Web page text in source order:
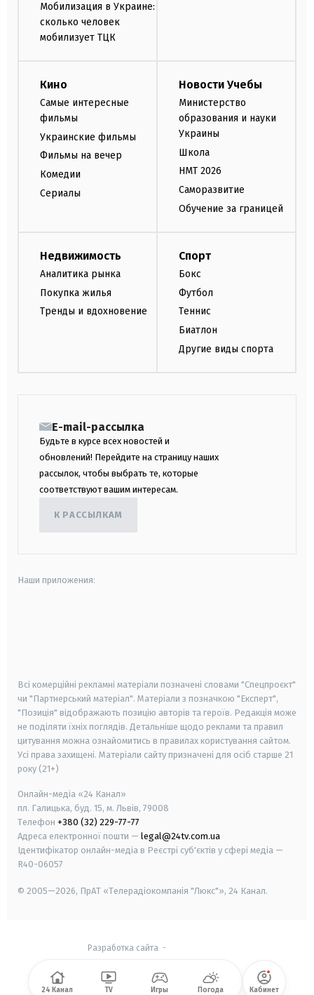
Мобилизация в Украине:
сколько человек
мобилизует ТЦК
Кино
Самые интересные
фильмы
Украинские фильмы
Фильмы на вечер
Комедии
Сериалы
Новости Учебы
Министерство
образования и науки
Украины
Школа
НМТ 2026
Саморазвитие
Обучение за границей
Недвижимость
Аналитика рынка
Покупка жилья
Тренды и вдохновение
Спорт
Бокс
Футбол
Теннис
Биатлон
Другие виды спорта
E-mail-рассылка
Будьте в курсе всех новостей и
обновлений! Перейдите на страницу наших
рассылок, чтобы выбрать те, которые
соответствуют вашим интересам.
К РАССЫЛКАМ
Наши приложения:
Всі комерційні рекламні матеріали позначені словами "Спецпроєкт"
чи "Партнерський матеріал". Матеріали з позначкою "Експерт",
"Позиція" відображають позицію авторів та героїв. Редакція може
не поділяти їхніх поглядів. Детальніше щодо реклами та правил
цитування можна ознайомитись в правилах користування сайтом.
Усі права захищені. Матеріали сайту призначені для осіб старше 21
року (21+)
Онлайн-медіа «24 Канал»
пл. Галицька, буд. 15, м. Львів, 79008
Телефон +380 (32) 229-77-77
Адреса електронної пошти — legal@24tv.com.ua
Ідентифікатор онлайн-медіа в Реєстрі суб'єктів у сфері медіа —
R40-06057
© 2005—2026, ПрАТ «Телерадіокомпанія "Люкс"», 24 Канал.
Разработка сайта -
24 Канал TV Игры Погода Кабинет